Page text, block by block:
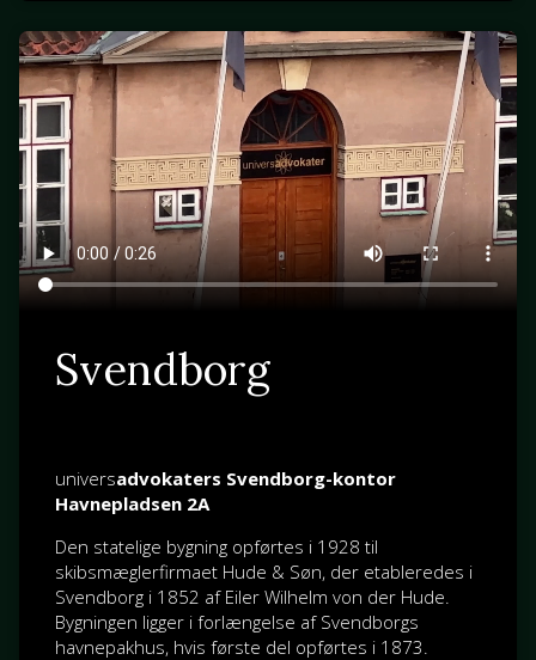
Svendborg
universadvokaters Svendborg-kontor
Havnepladsen 2A
Den statelige bygning opførtes i 1928 til
skibsmæglerfirmaet Hude & Søn, der etableredes i
Svendborg i 1852 af Eiler Wilhelm von der Hude.
Bygningen ligger i forlængelse af Svendborgs
havnepakhus, hvis første del opførtes i 1873.